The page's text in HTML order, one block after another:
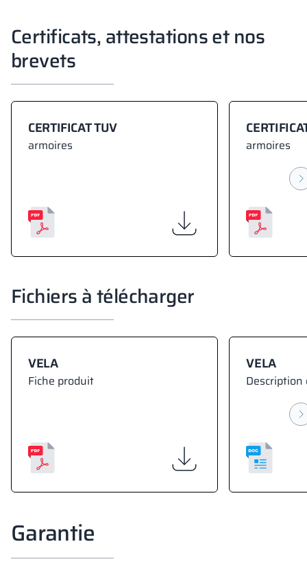
Certificats, attestations et nos
brevets
CERTIFICAT TUV
armoires armoires
Fichiers à télécharger
VELA
Fiche produit
VELA
Garantie